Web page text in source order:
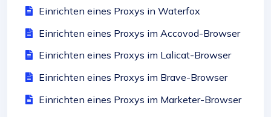
Einrichten eines Proxys in Waterfox
Einrichten eines Proxys im Accovod-Browser
Einrichten eines Proxys im Lalicat-Browser
Einrichten eines Proxys im Brave-Browser
Einrichten eines Proxys im Marketer-Browser